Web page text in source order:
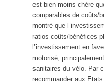
est bien moins chère
comparables de coûts/
montré que
ratios coûts/bénéfices
l’investissement en
motorisé,
sanitaires du vélo. Par
recommander aux